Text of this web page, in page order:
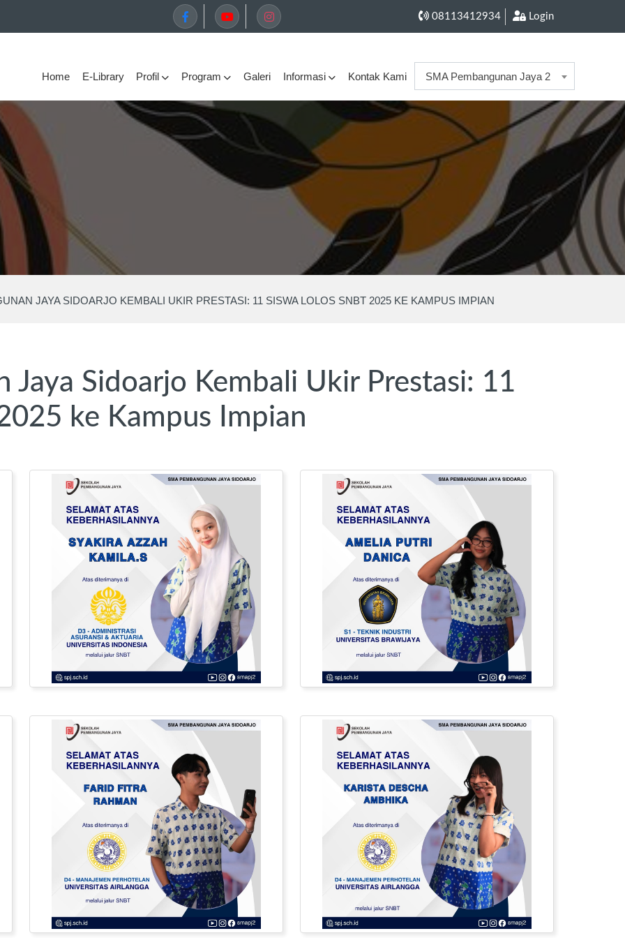
08113412934 Login
Home E-Library Profil Program Galeri Informasi Kontak Kami SMA Pembangunan Jaya 2
JAYA SIDOARJO KEMBALI UKIR PRESTASI: 11 SISWA LOLOS SNBT 2025 KE KAMPUS IMPIAN
Jaya Sidoarjo Kembali Ukir Prestasi: 11
ke Kampus Impian